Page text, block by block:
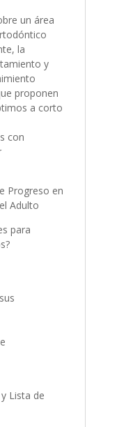
un área
la
y
proponen
a corto
con
Progreso en
Adulto
para
Lista de